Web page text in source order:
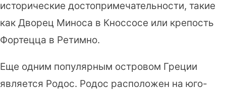
исторические достопримечательности, такие
как Дворец Миноса в Кноссосе или крепость
Фортецца в Ретимно.
Еще одним популярным островом Греции
является Родос. Родос расположен на юго-